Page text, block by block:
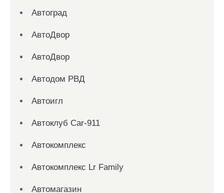
Автоград
АвтоДвор
АвтоДвор
Автодом РВД
Автоигл
Автоклуб Car-911
Автокомплекс
Автокомплекс Lr Family
Автомагазин